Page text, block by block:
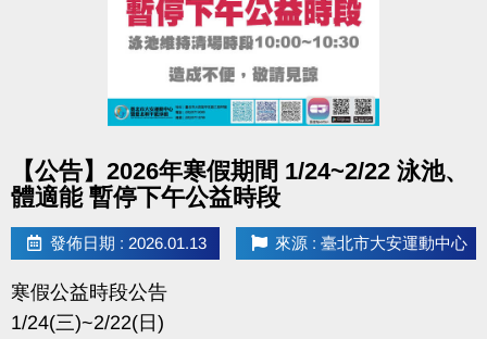
【公告】2026年寒假期間 1/24~2/22 泳池、
體適能 暫停下午公益時段
發佈日期 : 2026.01.13 來源 : 臺北市大安運動中心
寒假公益時段公告
1/24(三)~2/22(日)